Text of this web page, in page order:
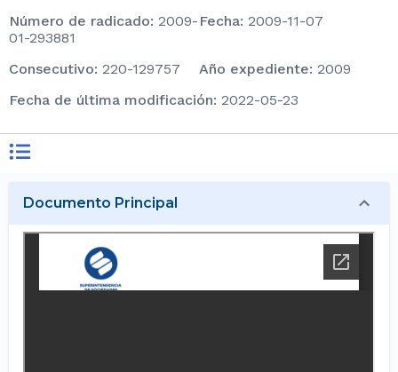
Número de radicado: 2009-
01-293881
Fecha: 2009-11-07
consecutivo: 220-129757 Año expediente: 2009
Fecha de última modificación: 2022-05-23
Documento Principal